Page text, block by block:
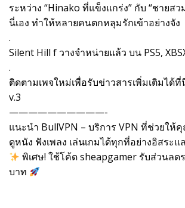
ระหว่าง “Hinako ที่แข็งแกร่ง” กับ “ชายส
นี่เอง ทำให้หลายคนตกหลุมรักเข้าอย่างจัง
.
Silent Hill f วางจำหน่ายแล้ว บน PS5,
.
ติดตามเพจใหม่เพื่อรับข่าวสารเพิ่มเติมได้
v.3
——————————-
แนะนำ BullVPN – บริการ VPN ที่ช่วยให้
ดูหนัง ฟังเพลง เล่นเกมได้ทุกที่อย่างอิสระ
พิเศษ! ใช้โค้ด sheapgamer รับส่วนลด
บาท